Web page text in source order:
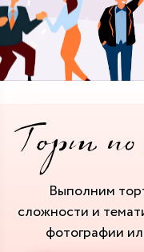
Выполним
сложности и
фотографии